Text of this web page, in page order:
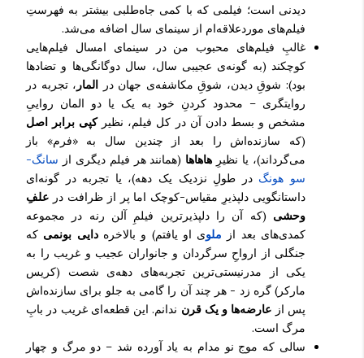
دیدنی است؛ فیلمی که با کمی جاه‌طلبی بیشتر به فهرستِ
فیلم‌های موردعلاقه‌ام از سینمای سال اضافه می‌شد.
غالبِ فیلم‌های محبوب من در سینمای امسال فیلم‌هایی
کوچکند (به گونه‌ی عجیبی سال، سال دوگانگی‌ها و تضادها
بود): شوقِ دیدن، شوقِ مکاشفه‌ی جهان در
المار ، تجربه در
روایتگری – محدود کردنِ خود به یک یا دو المان رواییِ
مشخص و بسط دادن آن در کل فیلم، نظیرکپی برابر اصل
(که سازنده‌اش را بعد از چندین سال به «فرم» باز
می‌گرداند)، یا نظیرِ هاهاها (همانند هر فیلم دیگری از سانگ-
سو هونگ در طولِ نزدیک یک دهه)، یا تجربه در گونه‌ای
داستانگویی دلپذیرِ مقیاس-کوچک اما پر از ظرافت در علفِ
وحشی (که آن را دلپذیرترین فیلمِ آلن رنه در مجموعه
کمدی‌های بعد از ملوی او یافتم) و بالاخرهدایی بونمی که
جنگلی از ارواحِ سرگردان و جانواران عجیب و غریب را به
یکی از مدرنیستی‌ترین تجربه‌های دهه‌ی شصت (کریس
مارکر) گره زد - هر چند آن را گامی به جلو برای سازنده‌اش
پس از عارضه‌ها و یک قرن ندانم. این قطعه‌ای غریب در بابِ
مرگ است.
سالی که موج نو مدام به یاد آورده شد – دو مرگ و چهار